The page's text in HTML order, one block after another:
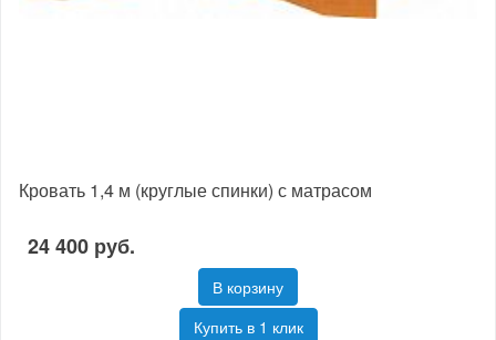
Кровать 1,4 м (круглые спинки) с матрасом
24 400 руб.
В корзину
Купить в 1 клик